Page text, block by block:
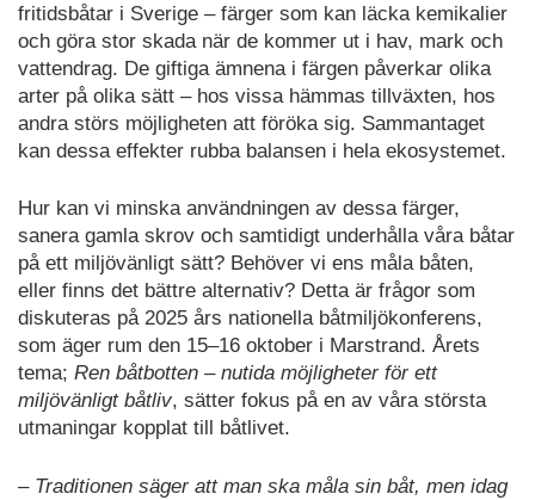
fritidsbåtar i Sverige – färger som kan läcka kemikalier
och göra stor skada när de kommer ut i hav, mark och
vattendrag. De giftiga ämnena i färgen påverkar olika
arter på olika sätt – hos vissa hämmas tillväxten, hos
andra störs möjligheten att föröka sig. Sammantaget
kan dessa effekter rubba balansen i hela ekosystemet.
Hur kan vi minska användningen av dessa färger,
sanera gamla skrov och samtidigt underhålla våra båtar
på ett miljövänligt sätt? Behöver vi ens måla båten,
eller finns det bättre alternativ? Detta är frågor som
diskuteras på 2025 års nationella båtmiljökonferens,
som äger rum den 15–16 oktober i Marstrand. Årets
tema; Ren båtbotten – nutida möjligheter för ett
miljövänligt båtliv, sätter fokus på en av våra största
utmaningar kopplat till båtlivet.
– Traditionen säger att man ska måla sin båt, men idag